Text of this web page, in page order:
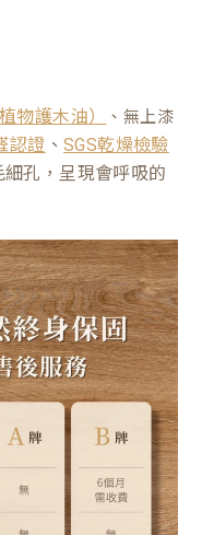
物護木油）
、無上漆
認證 、SGS乾燥檢驗
孔，呈現會呼吸的